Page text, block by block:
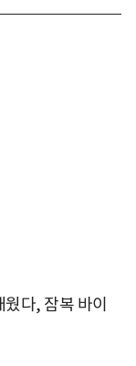
다, 잠복 바이